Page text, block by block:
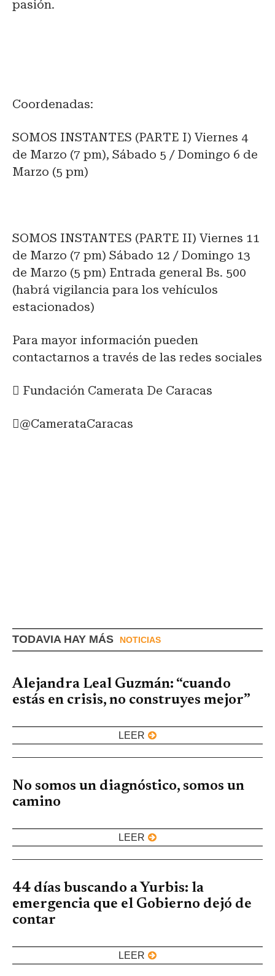
pasión.
Coordenadas:
SOMOS INSTANTES (PARTE I) Viernes 4
de Marzo (7 pm), Sábado 5 / Domingo 6 de
Marzo (5 pm)
SOMOS INSTANTES (PARTE II) Viernes 11
de Marzo (7 pm) Sábado 12 / Domingo 13
de Marzo (5 pm) Entrada general Bs. 500
(habrá vigilancia para los vehículos
estacionados)
Para mayor información pueden
contactarnos a través de las redes sociales
 Fundación Camerata De Caracas
@CamerataCaracas
TODAVIA HAY MÁS NOTICIAS
Alejandra Leal Guzmán: “cuando
estás en crisis, no construyes mejor”
LEER
No somos un diagnóstico, somos un
camino
LEER
44 días buscando a Yurbis: la
emergencia que el Gobierno dejó de
contar
LEER